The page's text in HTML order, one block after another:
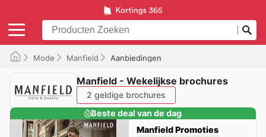
Mode Manfield Aanbiedingen
Manfield - Wekelijkse brochures
2 geldige brochures
Beste deal van de dag
Manfield Promoties